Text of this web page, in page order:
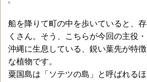
船を降りて町の中を歩いていると、
くさん。そう、こちらが今回の主役
沖縄に生息している、鋭い葉先が特
な植物です。
粟国島は「ソテツの島」と呼ばれる